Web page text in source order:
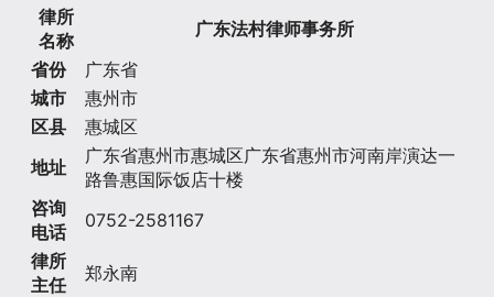
律所
名称
广东法村律师事务所
省份
广东省
城市
惠州市
区县
惠城区
地址
广东省惠州市惠城区广东省惠州市河南岸演达一
路鲁惠国际饭店十楼
咨询
电话
0752-2581167
律所
主任
郑永南